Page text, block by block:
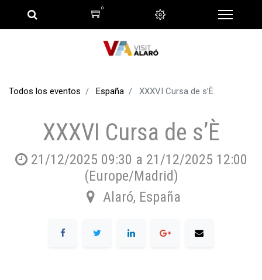
0
Todos los eventos España XXXVI Cursa de s’È
XXXVI Cursa de s’È
21/12/2025 09:30 a 21/12/2025 12:00
(Europe/Madrid)
Alaró, España